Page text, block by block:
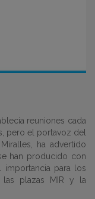
reuniones cada
pero el portavoz del
ha advertido
han producido con
importancia para los
las plazas MIR y la